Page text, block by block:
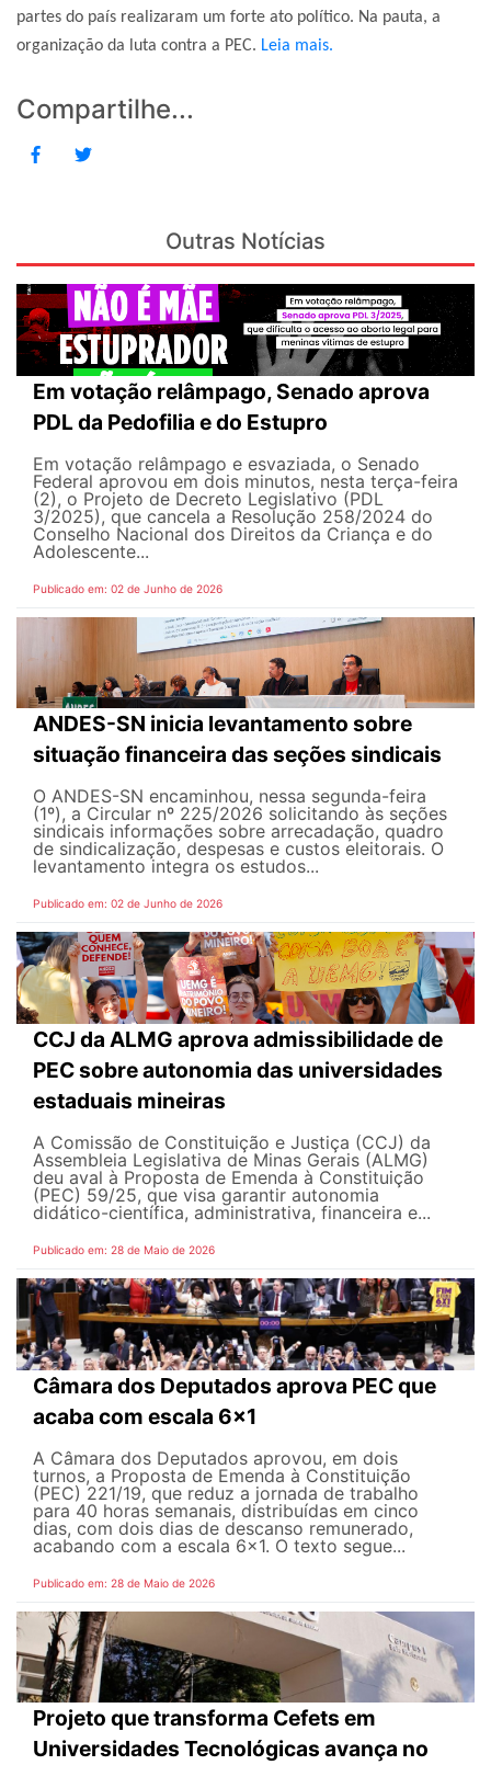
partes do país realizaram um forte ato político. Na pauta, a
organização da luta contra a PEC. Leia mais.
Compartilhe...
Outras Notícias
Em votação relâmpago, Senado aprova
PDL da Pedofilia e do Estupro
Em votação relâmpago e esvaziada, o Senado
Federal aprovou em dois minutos, nesta terça-feira
(2), o Projeto de Decreto Legislativo (PDL
3/2025), que cancela a Resolução 258/2024 do
Conselho Nacional dos Direitos da Criança e do
Adolescente...
Publicado em: 02 de Junho de 2026
ANDES-SN inicia levantamento sobre
situação financeira das seções sindicais
O ANDES-SN encaminhou, nessa segunda-feira
(1º), a Circular nº 225/2026 solicitando às seções
sindicais informações sobre arrecadação, quadro
de sindicalização, despesas e custos eleitorais. O
levantamento integra os estudos...
Publicado em: 02 de Junho de 2026
CCJ da ALMG aprova admissibilidade de
PEC sobre autonomia das universidades
estaduais mineiras
A Comissão de Constituição e Justiça (CCJ) da
Assembleia Legislativa de Minas Gerais (ALMG)
deu aval à Proposta de Emenda à Constituição
(PEC) 59/25, que visa garantir autonomia
didático-científica, administrativa, financeira e...
Publicado em: 28 de Maio de 2026
Câmara dos Deputados aprova PEC que
acaba com escala 6x1
A Câmara dos Deputados aprovou, em dois
turnos, a Proposta de Emenda à Constituição
(PEC) 221/19, que reduz a jornada de trabalho
para 40 horas semanais, distribuídas em cinco
dias, com dois dias de descanso remunerado,
acabando com a escala 6x1. O texto segue...
Publicado em: 28 de Maio de 2026
Projeto que transforma Cefets em
Universidades Tecnológicas avança no